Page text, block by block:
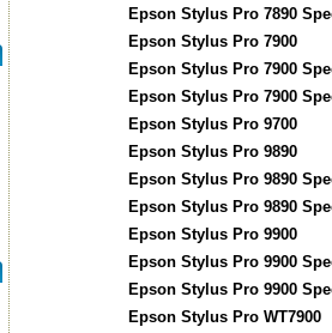
Epson Stylus Pro 7890
Epson Stylus Pro 7900
Epson Stylus Pro 7900
Epson Stylus Pro 7900
Epson Stylus Pro 9700
Epson Stylus Pro 9890
Epson Stylus Pro 9890
Epson Stylus Pro 9890
Epson Stylus Pro 9900
Epson Stylus Pro 9900
Epson Stylus Pro 9900
Epson Stylus Pro WT7900